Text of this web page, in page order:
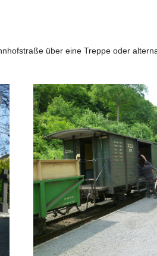
über eine Treppe oder